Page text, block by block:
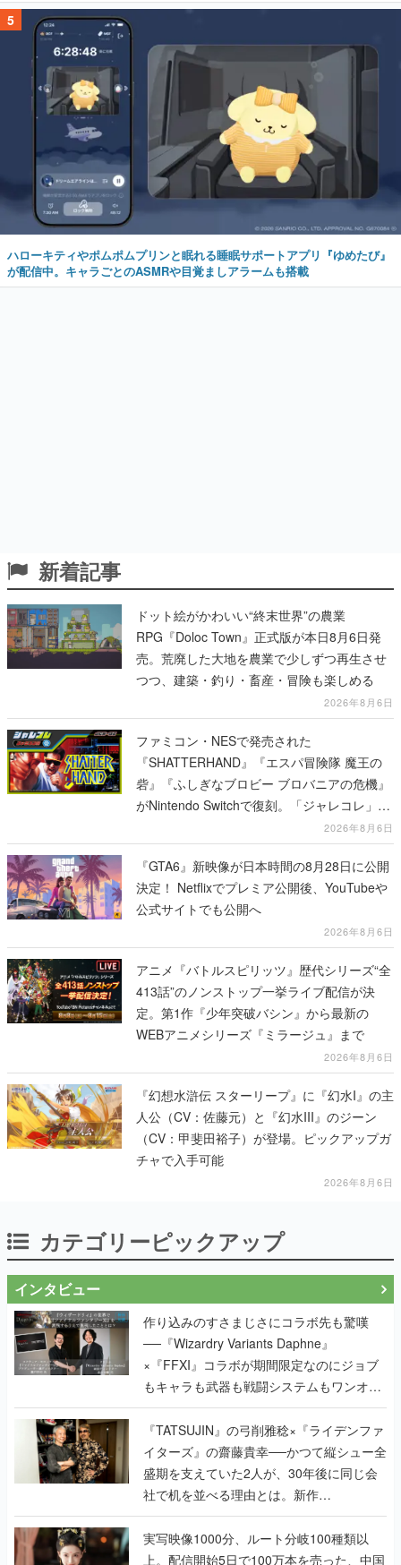
5
ハローキティやポムポムプリンと眠れる睡眠サポートアプリ『ゆめたび』
が配信中。キャラごとのASMRや目覚ましアラームも搭載
新着記事
ドット絵がかわいい“終末世界”の農業
RPG『Doloc Town』正式版が本日8月6日発
売。荒廃した大地を農業で少しずつ再生させ
つつ、建築・釣り・畜産・冒険も楽しめる
2026年8月6日
ファミコン・NESで発売された
『SHATTERHAND』『エスパ冒険隊 魔王の
砦』『ふしぎなブロビー ブロバニアの危機』
がNintendo Switchで復刻。「ジャレコレ」シ
2026年8月6日
『GTA6』新映像が日本時間の8月28日に公開
決定！ Netflixでプレミア公開後、YouTubeや
公式サイトでも公開へ
2026年8月6日
アニメ『バトルスピリッツ』歴代シリーズ“全
413話”のノンストップ一挙ライブ配信が決
定。第1作『少年突破バシン』から最新の
WEBアニメシリーズ『ミラージュ』まで
2026年8月6日
『幻想水滸伝 スターリープ』に『幻水I』の主
人公（CV：佐藤元）と『幻水III』のジーン
（CV：甲斐田裕子）が登場。ピックアップガ
チャで入手可能
2026年8月6日
カテゴリーピックアップ
インタビュー
作り込みのすさまじさにコラボ先も驚嘆
──『Wizardry Variants Daphne』
×『FFXI』コラボが期間限定なのにジョブ
もキャラも武器も戦闘システムもワンオフ
で作り込まれた理由を両ディレクターに聞
く
『TATSUJIN』の弓削雅稔×『ライデンファ
イターズ』の齋藤貴幸──かつて縦シュー全
盛期を支えていた2人が、30年後に同じ会
社で机を並べる理由とは。新作
『TATSUJIN EXTREME』で初タッグを組
んだレジェンド2人に訊く開発秘話
実写映像1000分、ルート分岐100種類以
上。配信開始5日で100万本を売った、中国